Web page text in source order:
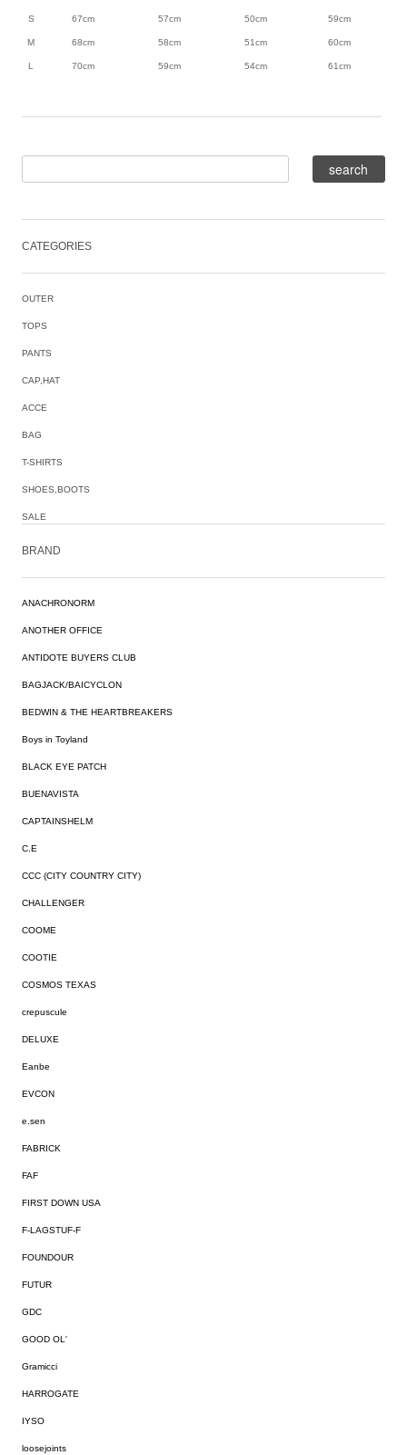
S 67cm 57cm 50cm 59cm
M 68cm 58cm 51cm 60cm
L 70cm 59cm 54cm 61cm
CATEGORIES
OUTER
TOPS
PANTS
CAP,HAT
ACCE
BAG
T-SHIRTS
SHOES,BOOTS
SALE
BRAND
ANACHRONORM
ANOTHER OFFICE
ANTIDOTE BUYERS CLUB
BAGJACK/BAICYCLON
BEDWIN & THE HEARTBREAKERS
Boys in Toyland
BLACK EYE PATCH
BUENAVISTA
CAPTAINSHELM
C.E
CCC (CITY COUNTRY CITY)
CHALLENGER
COOME
COOTIE
COSMOS TEXAS
crepuscule
DELUXE
Eanbe
EVCON
e.sen
FABRICK
FAF
FIRST DOWN USA
F-LAGSTUF-F
FOUNDOUR
FUTUR
GDC
GOOD OL'
Gramicci
HARROGATE
IYSO
loosejoints